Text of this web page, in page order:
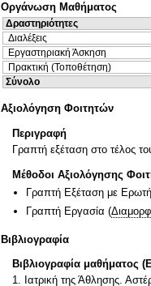
Οργάνωση Μαθήματος
Δραστηριότητες
Διαλέξεις
Εργαστηριακή Άσκηση
Πρακτική (Τοποθέτηση)
Σύνολο
Αξιολόγηση Φοιτητών
Περιγραφή
Γραπτή εξέταση στο τέλος
Μέθοδοι Αξιολόγησης
Γραπτή Εξέταση με
Γραπτή Εργασία (
Βιβλιογραφία
Βιβλιογραφία μαθήματος
1. Ιατρική της Άθλησης.